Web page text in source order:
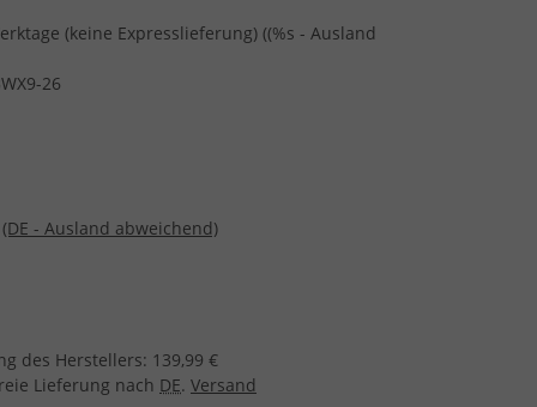
(keine Expresslieferung) ((%s - Ausland
26
(DE - Ausland abweichend)
des Herstellers: 139,99 €
Lieferung nach DE. Versand